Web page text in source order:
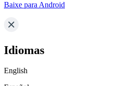
Baixe para Android
Idiomas
English